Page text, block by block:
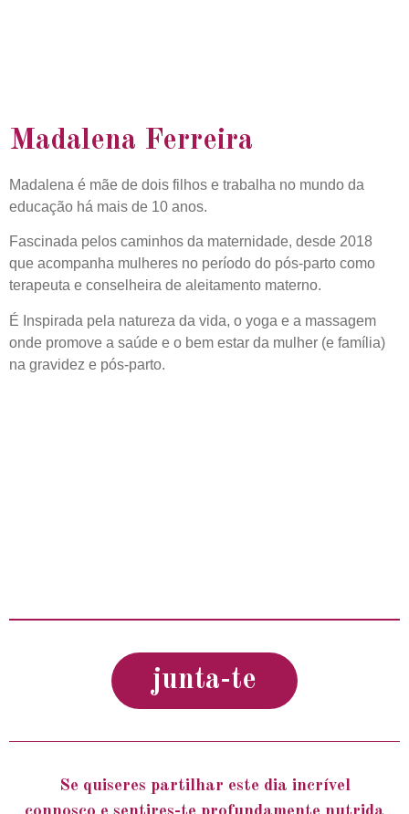
Madalena Ferreira
Madalena é mãe de dois filhos e trabalha no mundo da
educação há mais de 10 anos.
Fascinada pelos caminhos da maternidade, desde 2018
que acompanha mulheres no período do pós-parto como
terapeuta e conselheira de aleitamento materno.
É Inspirada pela natureza da vida, o yoga e a massagem
onde promove a saúde e o bem estar da mulher (e família)
na gravidez e pós-parto.
junta-te
Se quiseres partilhar este dia incrível